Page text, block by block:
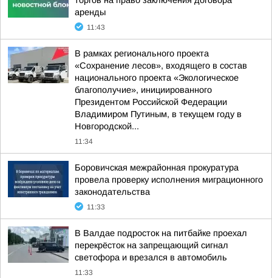
аренды
11:43
В рамках регионального проекта
«Сохранение лесов», входящего в состав
национального проекта «Экологическое
благополучие», инициированного
Президентом Российской Федерации
Владимиром Путиным, в текущем году в
Новгородской...
11:34
Боровичская межрайонная прокуратура
провела проверку исполнения миграционного
законодательства
11:33
В Валдае подросток на питбайке проехал
перекрёсток на запрещающий сигнал
светофора и врезался в автомобиль
11:33